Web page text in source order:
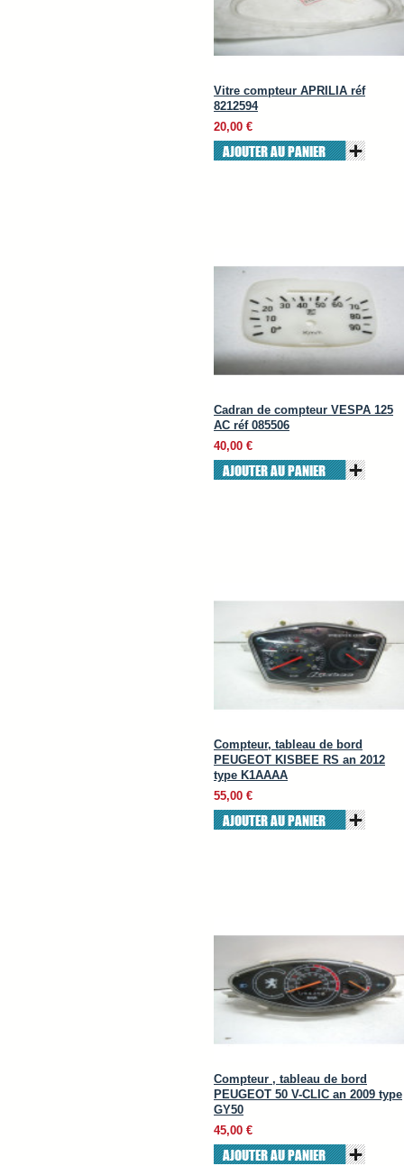
Vitre compteur APRILIA réf
8212594
20,00 €
AJOUTER AU PANIER
Cadran de compteur VESPA 125
AC réf 085506
40,00 €
AJOUTER AU PANIER
Compteur, tableau de bord
PEUGEOT KISBEE RS an 2012
type K1AAAA
55,00 €
AJOUTER AU PANIER
Compteur , tableau de bord
PEUGEOT 50 V-CLIC an 2009 type
GY50
45,00 €
AJOUTER AU PANIER